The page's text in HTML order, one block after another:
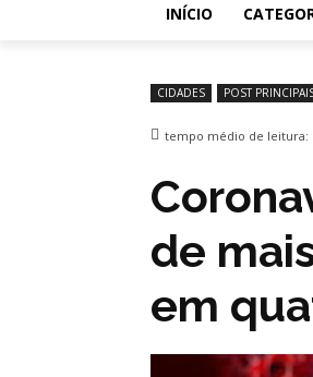
INÍCIO
CIDADES POST
tempo médio de leitura:
de
em